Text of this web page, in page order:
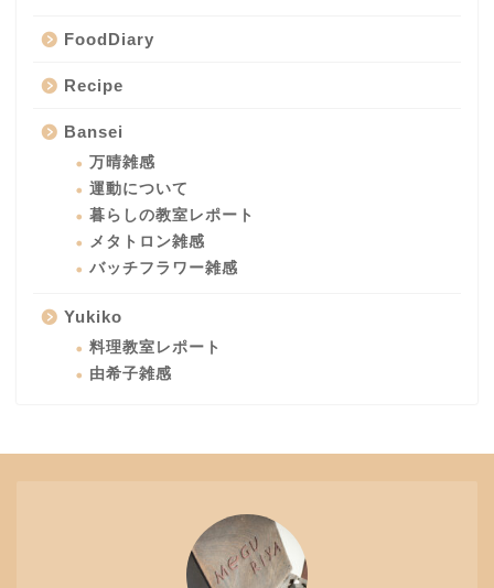
FoodDiary
Recipe
Bansei
万晴雑感
運動について
暮らしの教室レポート
メタトロン雑感
バッチフラワー雑感
Yukiko
料理教室レポート
由希子雑感